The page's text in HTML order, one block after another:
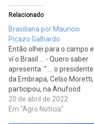
Relacionado
Brasiliana por Mauricio
Picazo Galhardo
Então olhei para o campo e
ví o Brasil ... - Quero saber
apresenta: " ... o presidente
da Embrapa, Celso Moretti,
participou, na Anufood
2022, no painel que
debateu os temas
20 de abril de 2022
Em "Agro Notícia"